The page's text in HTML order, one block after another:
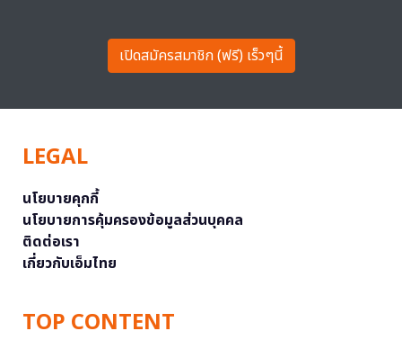
เปิดสมัครสมาชิก (ฟรี) เร็วๆนี้
LEGAL
นโยบายคุกกี้
นโยบายการคุ้มครองข้อมูลส่วนบุคคล
ติดต่อเรา
เกี่ยวกับเอ็มไทย
TOP CONTENT